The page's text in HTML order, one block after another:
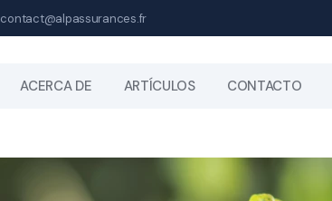
contact@alpassurances.fr
ACERCA DE ARTÍCULOS CONTACTO